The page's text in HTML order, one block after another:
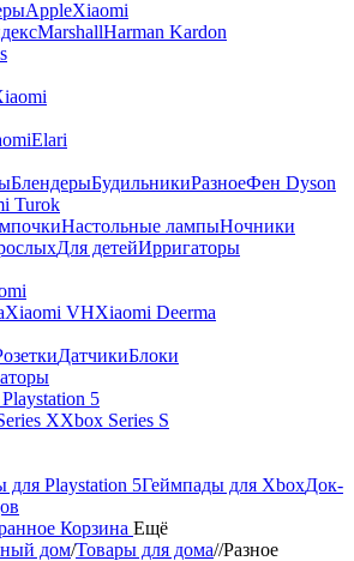
AppleXiaomi
MarshallHarman Kardon
Elari
БлендерыБудильникиРазноеФен Dyson
Turok
Настольные лампыНочники
Для детейИрригаторы
Xiaomi VHXiaomi Deerma
ДатчикиБлоки
5
XXbox Series S
для Playstation 5Геймпады для XboxДок-
Корзина Ещё
дом/Товары для дома//Разное